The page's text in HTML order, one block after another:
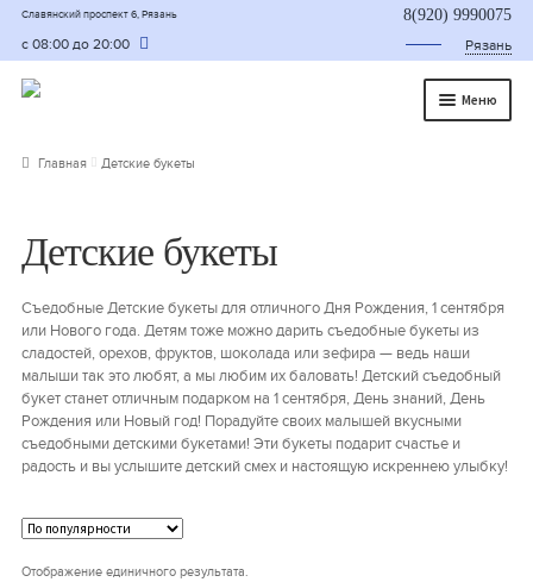
Славянский проспект 6, Рязань
с 08:00 до 20:00
8(920) 9990075
Рязань
Меню
Каталог
Съедобные букеты
Букет для мужчины
Букет из фруктов и овощей
Сладкие букеты из конфет
Главная Детские букеты
Детские букеты
Съедобные Детские букеты для отличного Дня Рождения, 1 сентября
или Нового года. Детям тоже можно дарить съедобные букеты из
сладостей, орехов, фруктов, шоколада или зефира — ведь наши
малыши так это любят, а мы любим их баловать! Детский съедобный
букет станет отличным подарком на 1 сентября, День знаний, День
Рождения или Новый год! Порадуйте своих малышей вкусными
съедобными детскими букетами! Эти букеты подарит счастье и
радость и вы услышите детский смех и настоящую искреннею улыбку!
Отображение единичного результата.